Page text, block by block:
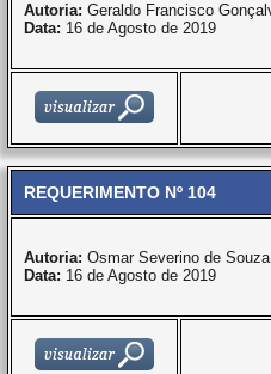
Autoria: Geraldo Francisco
Data: 16 de Agosto de 2019
REQUERIMENTO Nº 104
Autoria: Osmar Severino de Souza
Data: 16 de Agosto de 2019